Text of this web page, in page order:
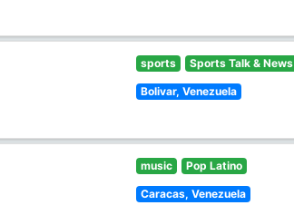
sports Sports Talk & News
Bolivar, Venezuela
music Pop Latino
Caracas, Venezuela